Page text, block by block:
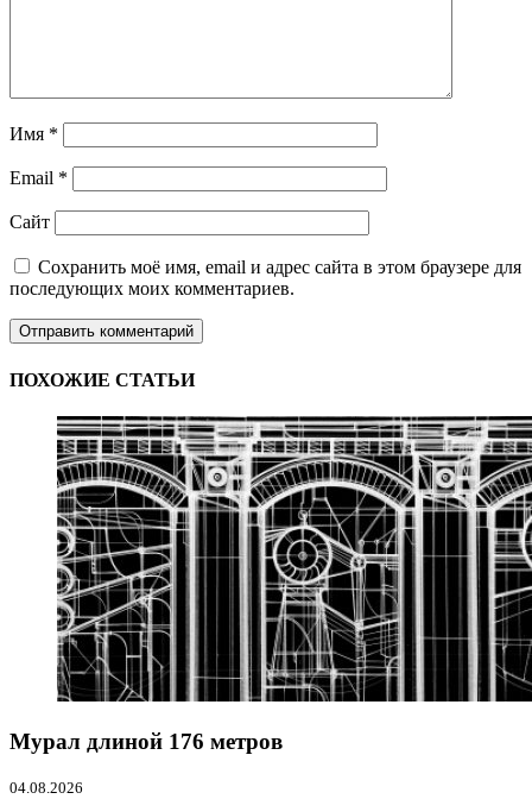
Имя *
Email *
Сайт
Сохранить моё имя, email и адрес сайта в этом браузере для
последующих моих комментариев.
ПОХОЖИЕ СТАТЬИ
Мурал длиной 176 метров
04.08.2026